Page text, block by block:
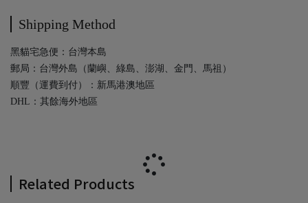
Shipping Method
黑貓宅急便：台灣本島
郵局：台灣外島（蘭嶼、綠島、澎湖、金門、馬祖）
順豐（運費到付）：新馬港澳地區
DHL：其餘海外地區
Related Products